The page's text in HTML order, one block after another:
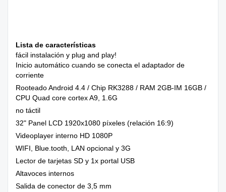
Lista de características
fácil instalación y plug and play!
Inicio automático cuando se conecta el adaptador de
corriente
Rooteado Android 4.4 / Chip RK3288 / RAM 2GB-IM 16GB /
CPU Quad core cortex A9, 1.6G
no táctil
32" Panel LCD 1920x1080 píxeles (relación 16:9)
Videoplayer interno HD 1080P
WIFI, Blue.tooth, LAN opcional y 3G
Lector de tarjetas SD y 1x portal USB
Altavoces internos
Salida de conector de 3,5 mm